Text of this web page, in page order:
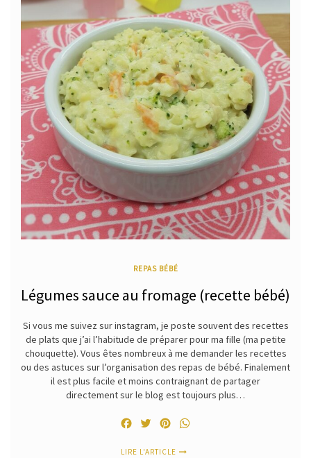
REPAS BÉBÉ
Légumes sauce au fromage (recette bébé)
Si vous me suivez sur instagram, je poste souvent des recettes
de plats que j’ai l’habitude de préparer pour ma fille (ma petite
chouquette). Vous êtes nombreux à me demander les recettes
ou des astuces sur l’organisation des repas de bébé. Finalement
il est plus facile et moins contraignant de partager
directement sur le blog est toujours plus…
FacebookTwitterPinterest
LIRE L'ARTICLE